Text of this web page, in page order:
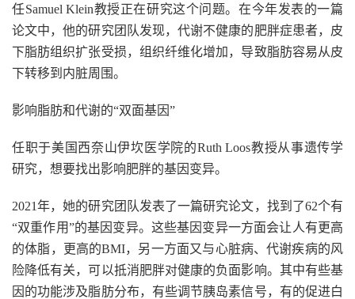
任Samuel Klein教授正在研究这个问题。在今年发表的一篇
论文中，他的研究团队发现，代谢不健康的肥胖症患者，皮
下脂肪组织扩张受损，组织纤维化增加，导致脂肪容易从皮
下转移到内脏周围。
影响脂肪和代谢的“双面基因”
任职于美国西奈山伊坎医学院的Ruth Loos教授从事遗传学
研究，想要找出影响肥胖的基因变异。
2021年，她的研究团队发表了一篇研究论文，找到了62个有
“双重作用”的基因变异。这些基因变异一方面会让人有更高
的体脂，更高的BMI，另一方面又与心脏病、代谢疾病的风
险降低有关，可以抵消肥胖对健康的负面影响。其中有些基
因的功能涉及脂肪分布，有些调节胰岛素信号，有的促进白